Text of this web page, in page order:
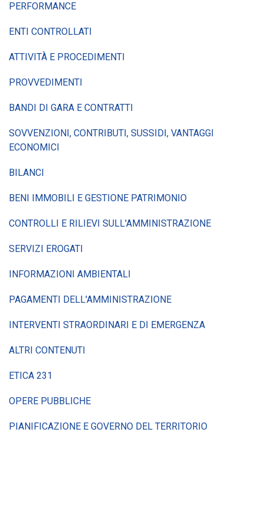
PERFORMANCE
ENTI CONTROLLATI
ATTIVITÀ E PROCEDIMENTI
PROVVEDIMENTI
BANDI DI GARA E CONTRATTI
SOVVENZIONI, CONTRIBUTI, SUSSIDI, VANTAGGI
ECONOMICI
BILANCI
BENI IMMOBILI E GESTIONE PATRIMONIO
CONTROLLI E RILIEVI SULL'AMMINISTRAZIONE
SERVIZI EROGATI
INFORMAZIONI AMBIENTALI
PAGAMENTI DELL'AMMINISTRAZIONE
INTERVENTI STRAORDINARI E DI EMERGENZA
ALTRI CONTENUTI
ETICA 231
OPERE PUBBLICHE
PIANIFICAZIONE E GOVERNO DEL TERRITORIO